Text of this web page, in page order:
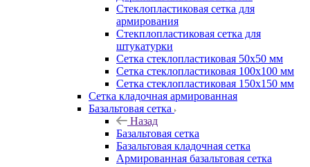
Стеклопластиковая сетка для
армирования
Стекплопластиковая сетка для
штукатурки
Сетка стеклопластиковая 50x50 мм
Сетка стеклопластиковая 100x100 мм
Сетка стеклопластиковая 150x150 мм
Сетка кладочная армированная
Базальтовая сетка
Назад
Базальтовая сетка
Базальтовая кладочная сетка
Армированная базальтовая сетка